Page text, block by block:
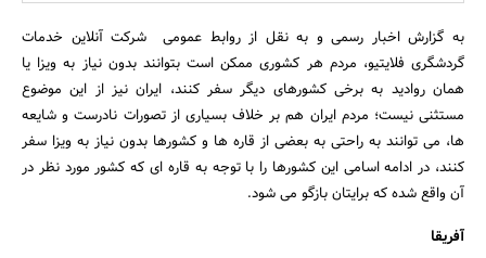
به گزارش اخبار رسمی و به نقل از روابط عمومی شرکت آنلاین خدمات
گردشگری فلایتیو، مردم هر کشوری ممکن است بتوانند بدون نیاز به ویزا یا
همان روادید به برخی کشورهای دیگر سفر کنند، ایران نیز از این موضوع
مستثنی نیست؛ مردم ایران هم بر خلاف بسیاری از تصورات نادرست و شایعه
ها، می توانند به راحتی به بعضی از قاره ها و کشورها بدون نیاز به ویزا سفر
کنند، در ادامه اسامی این کشورها را با توجه به قاره ای که کشور مورد نظر در
آن واقع شده که برایتان بازگو می شود.
آفریقا